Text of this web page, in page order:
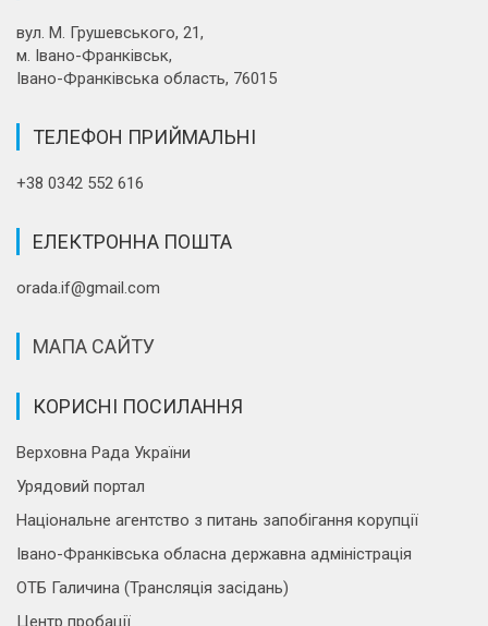
вул. М. Грушевського, 21,
м. Івано-Франківськ,
Івано-Франківська область, 76015
ТЕЛЕФОН ПРИЙМАЛЬНІ
+38 0342 552 616
ЕЛЕКТРОННА ПОШТА
orada.if@gmail.com
МАПА САЙТУ
КОРИСНІ ПОСИЛАННЯ
Верховна Рада України
Урядовий портал
Національне агентство з питань запобігання корупції
Івано-Франківська обласна державна адміністрація
ОТБ Галичина (Трансляція засідань)
Центр пробації